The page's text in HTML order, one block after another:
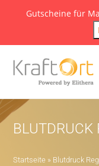
Gutscheine für
BLUTDRUCK
Startseite » Blutdruck